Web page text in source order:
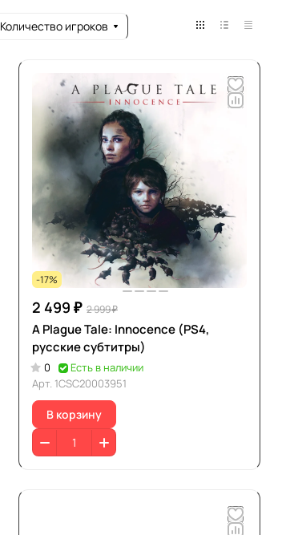
Количество игроков
-17%
2 499 ₽ 2 999 ₽
A Plague Tale: Innocence (PS4,
русские субтитры)
0
Есть в наличии
Арт. 1CSC20003951
В корзину